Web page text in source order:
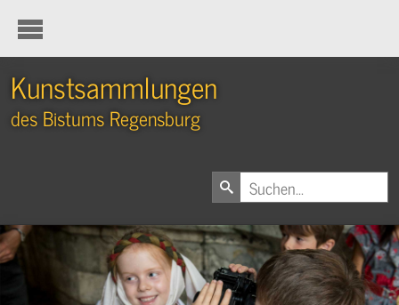
Kunstsammlungen
des Bistums Regensburg